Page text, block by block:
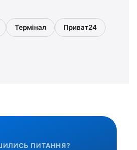
Термінал Приват24
ПИТАННЯ?